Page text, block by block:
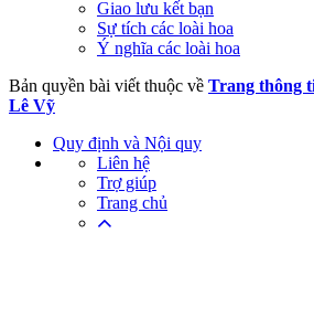
Giao lưu kết bạn
Sự tích các loài hoa
Ý nghĩa các loài hoa
Bản quyền bài viết thuộc về Trang thông
Lê Vỹ
Quy định và Nội quy
Liên hệ
Trợ giúp
Trang chủ